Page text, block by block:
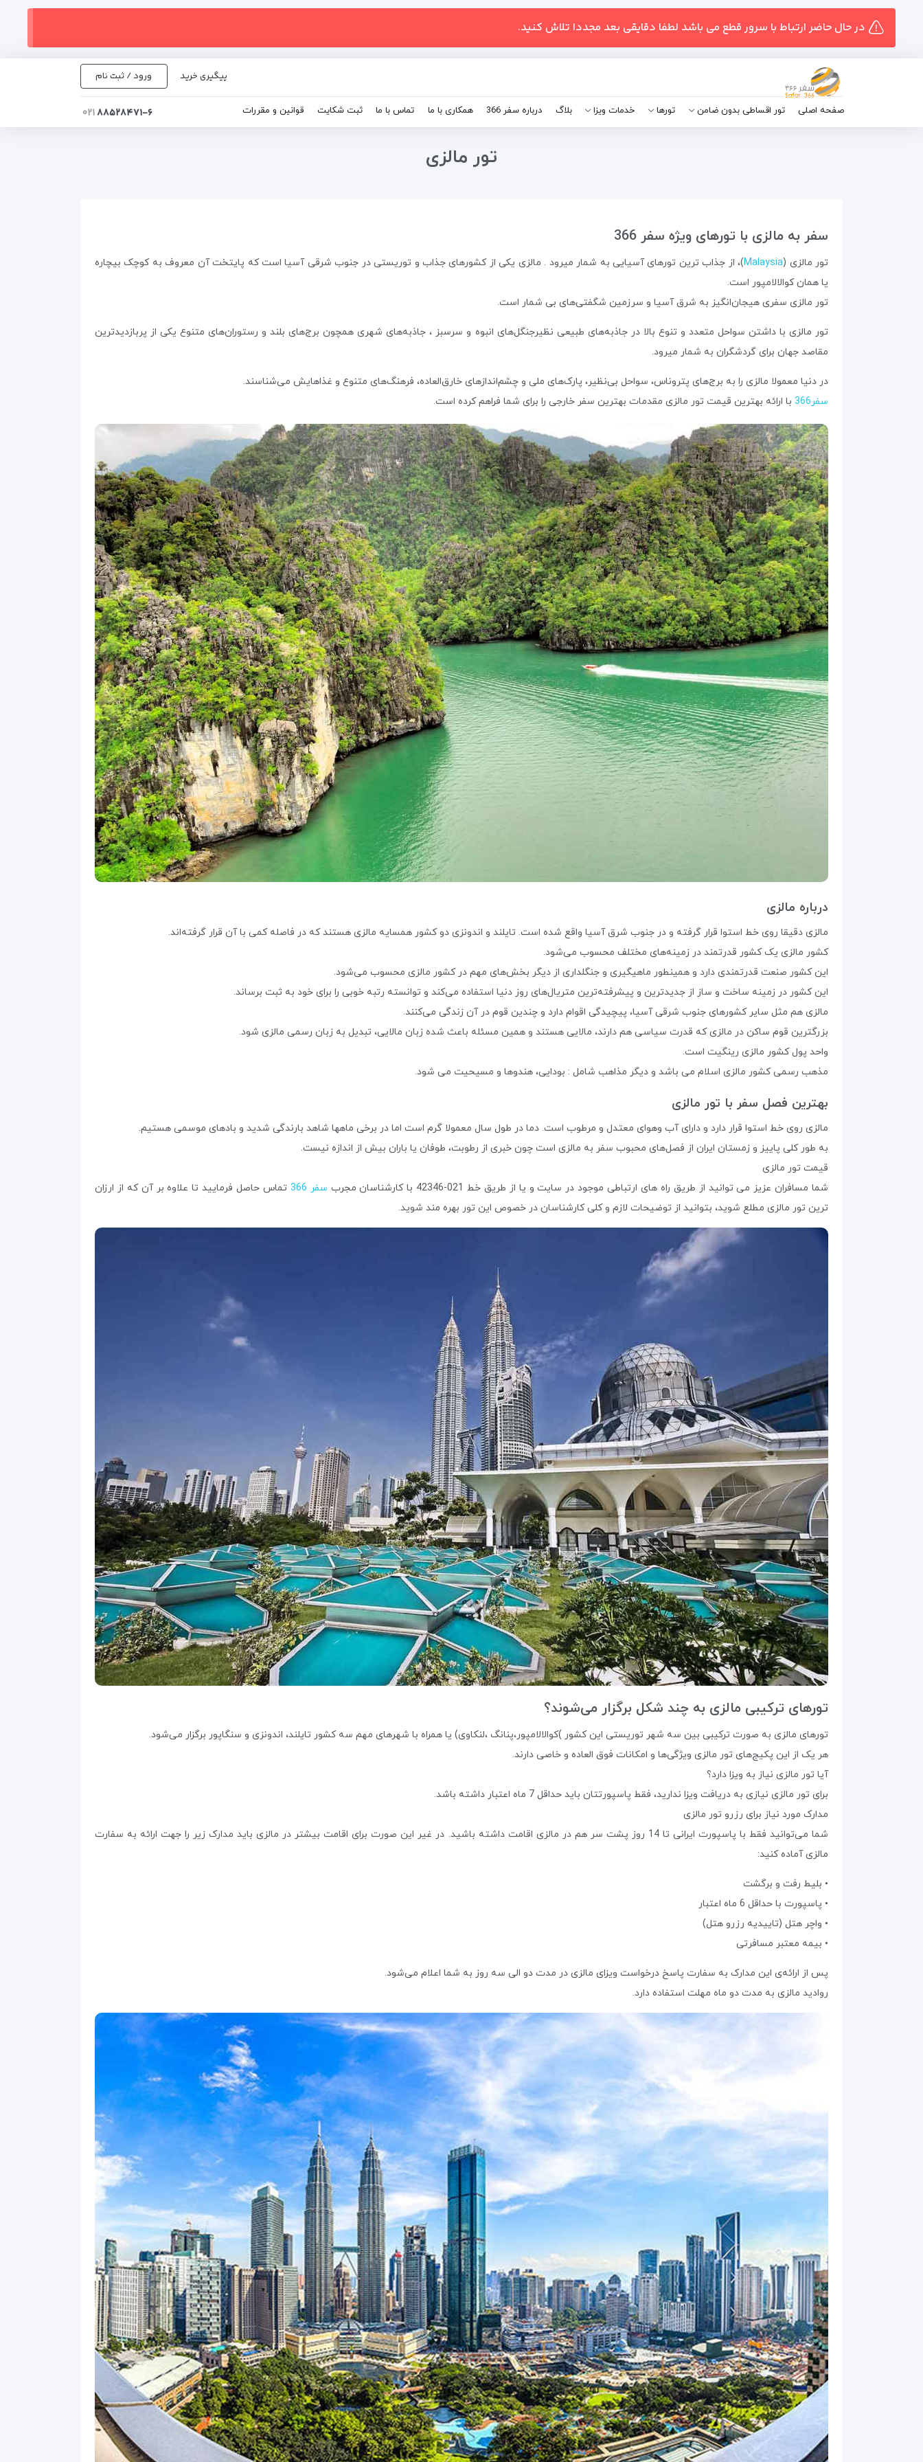
در حال حاضر ارتباط با سرور قطع می باشد لطفا دقایقی بعد مجددا تلاش کنید.
پیگیری خرید ورود / ثبت نام
صفحه اصلی تور اقساطی بدون ضامن تورها خدمات ویزا بلاگ درباره سفر 366 همکاری با ما تماس با ما ثبت شکایت قوانین و مقررات ۸۸۵۲۸۴۷۱-۶۰۲۱
تور مالزی
سفر به مالزی با تورهای ویژه سفر 366
تور مالزی (Malaysia)، از جذاب ترین تورهای آسیایی به شمار میرود . مالزی یکی از کشورهای جذاب و توریستی در جنوب شرقی آسیا است که پایتخت آن معروف به کوچک بیچاره
یا همان کوالالامپور است.
تور مالزی سفری هیجان‌انگیز به شرق آسیا و سرزمین شگفتی‌های بی شمار است.
تور مالزی با داشتن سواحل متعدد و تنوع بالا در جاذبه‌‌های طبیعی نظیرجنگل‌های انبوه و سرسبز ، جاذبه‌های شهری همچون برج‌های بلند و رستوران‌‌های متنوع یکی از پربازدید‌ترین
مقاصد جهان برای گردشگران به شمار میرود.
در دنیا معمولا مالزی را به برج‌های پتروناس، سواحل بی‌نظیر، پارک‌های ملی و چشم‌اندازهای خارق‌العاده، فرهنگ‌های متنوع و غذاهایش می‌شناسند.
سفر366
با ارائه بهترین قیمت تور مالزی مقدمات بهترین سفر خارجی را برای شما فراهم کرده است.
درباره مالزی
مالزی دقیقا روی خط استوا قرار گرفته و در جنوب شرق آسیا واقع شده است. تایلند و اندونزی دو کشور همسایه مالزی هستند که در فاصله کمی با آن قرار گرفته‌اند.
کشور مالزی یک کشور قدرتمند در زمینه‌های مختلف محسوب می‌شود.
این کشور صنعت قدرتمندی دارد و همینطور ماهیگیری و جنگلداری از دیگر بخش‌های مهم در کشور مالزی محسوب می‌شود.
این کشور در زمینه ساخت و ساز از جدیدترین و پیشرفته‌ترین متریال‌های روز دنیا استفاده می‌کند و توانسته رتبه خوبی را برای خود به ثبت برساند.
مالزی هم مثل سایر کشورهای جنوب شرقی آسیا، پیچیدگی اقوام دارد و چندین قوم در آن زندگی می‌کنند.
بزرگترین قوم ساکن در مالزی که قدرت سیاسی هم دارند، مالایی هستند و همین مسئله باعث شده زبان مالایی، تبدیل به زبان رسمی مالزی شود.
واحد پول کشور مالزی رینگیت است.
مذهب رسمی کشور مالزی اسلام می باشد و دیگر مذاهب شامل : بودایی، هندوها و مسیحیت می شود.
بهترین فصل سفر با تور مالزی
مالزی روی خط استوا قرار دارد و دارای آب وهوای معتدل و مرطوب است. دما در طول سال معمولا گرم است اما در برخی ماهها شاهد بارندگی شدید و بادهای موسمی هستیم.
به طور کلی پاییز و زمستان ایران از فصل‌های محبوب سفر به مالزی است چون خبری از رطوبت، طوفان یا باران بیش از اندازه نیست.
قیمت تور مالزی
شما مسافران عزیز می توانید از طریق راه های ارتباطی موجود در سایت و یا از طریق خط 021-42346 با کارشناسان مجرب
سفر 366
تماس حاصل فرمایید تا علاوه بر آن که از ارزان
ترین تور مالزی مطلع شوید، بتوانید از توضیحات لازم و کلی کارشناسان در خصوص این تور بهره مند شوید.
تورهای ترکیبی مالزی به چند شکل برگزار می‌شوند؟
تورهای مالزی به صورت ترکیبی بین سه شهر توریستی‌ این کشور )کوالالامپور،پنانگ ،لنکاوی) یا همراه با شهرهای مهم سه کشور تایلند، اندونزی و سنگاپور برگزار می‌شود.
هر یک از این پکیج‌های تور مالزی ویژگی‌ها و امکانات فوق العاده و خاصی دارند.
آیا تور مالزی نیاز به ویزا دارد؟
برای تور مالزی نیازی به دریافت ویزا ندارید، فقط پاسپورتتان باید حداقل 7 ماه اعتبار داشته باشد.
مدارک مورد نیاز برای رزرو تور مالزی
شما می‌توانید فقط با پاسپورت ایرانی تا 14 روز پشت سر هم در مالزی اقامت داشته باشید. در غیر این صورت برای اقامت بیشتر در مالزی باید مدارک زیر را جهت ارائه به سفارت
مالزی آماده کنید:
• بلیط رفت و برگشت
• پاسپورت با حداقل 6 ماه اعتبار
• واچر هتل (تاییدیه رزرو هتل)
• بیمه معتبر مسافرتی
پس از ارائه‌ی این مدارک به سفارت پاسخ درخواست ویزای مالزی در مدت دو الی سه روز به شما اعلام می‌شود.
روادید مالزی به مدت دو ماه مهلت استفاده دارد.